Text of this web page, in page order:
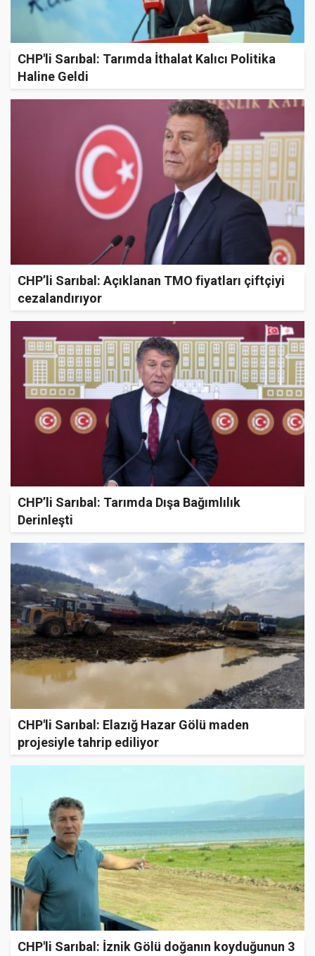
CHP'li Sarıbal: Tarımda İthalat Kalıcı Politika
Haline Geldi
CHP’li Sarıbal: Açıklanan TMO fiyatları çiftçiyi
cezalandırıyor
CHP’li Sarıbal: Tarımda Dışa Bağımlılık
Derinleşti
CHP'li Sarıbal: Elazığ Hazar Gölü maden
projesiyle tahrip ediliyor
CHP'li Sarıbal: İznik Gölü doğanın koyduğunun 3